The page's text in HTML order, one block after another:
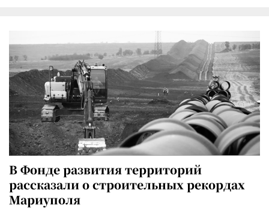
В Фонде развития территорий
рассказали о строительных рекордах
Мариуполя